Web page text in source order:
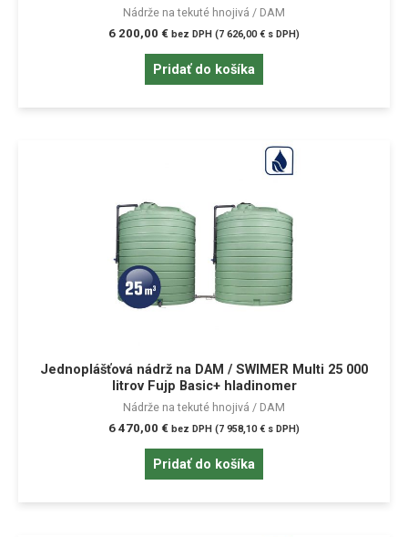
Nádrže na tekuté hnojivá / DAM
6 200,00 € bez DPH (7 626,00€ s DPH)
Pridať do košíka
Jednoplášťová nádrž na DAM / SWIMER Multi 25 000
litrov Fujp Basic+ hladinomer
Nádrže na tekuté hnojivá / DAM
6 470,00 € bez DPH (7 958,10€ s DPH)
Pridať do košíka